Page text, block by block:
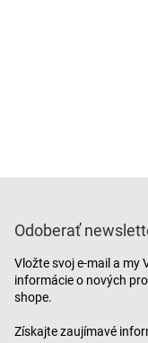
Odoberať
Vložte svoj e-mail a my
informácie o nových
shope.